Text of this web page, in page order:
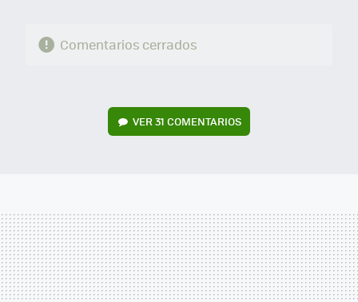
Comentarios cerrados
VER31 COMENTARIOS